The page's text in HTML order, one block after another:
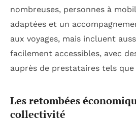
nombreuses, personnes à
adaptées et un
aux voyages, mais incluent
facilement accessibles, avec
auprès de prestataires tels que
Les retombées
collectivité